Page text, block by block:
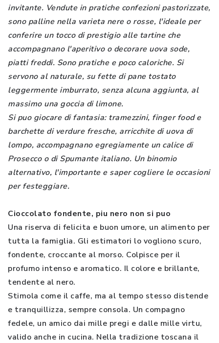
invitante. Vendute in pratiche confezioni pastorizzate,
sono palline nella varieta nere o rosse, l'ideale per
conferire un tocco di prestigio alle tartine che
accompagnano l'aperitivo o decorare uova sode,
piatti freddi. Sono pratiche e poco caloriche. Si
servono al naturale, su fette di pane tostato
leggermente imburrato, senza alcuna aggiunta, al
massimo una goccia di limone.
Si puo giocare di fantasia: tramezzini, finger food e
barchette di verdure fresche, arricchite di uova di
lompo, accompagnano egregiamente un calice di
Prosecco o di Spumante italiano. Un binomio
alternativo, l'importante e saper cogliere le occasioni
per festeggiare.
Cioccolato fondente, piu nero non si puo
Una riserva di felicita e buon umore, un alimento per
tutta la famiglia. Gli estimatori lo vogliono scuro,
fondente, croccante al morso. Colpisce per il
profumo intenso e aromatico. Il colore e brillante,
tendente al nero.
Stimola come il caffe, ma al tempo stesso distende
e tranquillizza, sempre consola. Un compagno
fedele, un amico dai mille pregi e dalle mille virtu,
valido anche in cucina. Nella tradizione toscana il